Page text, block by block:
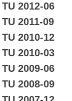
TU 2012-06
TU 2011-09
TU 2010-12
TU 2010-03
TU 2009-06
TU 2008-09